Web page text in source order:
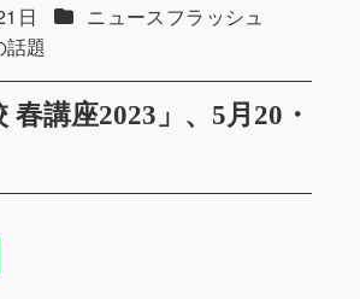
春講座2023」、5月20・
日 カテゴリー
ニュースフラッシュ
話題